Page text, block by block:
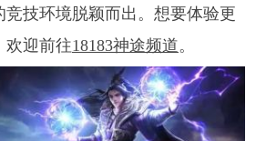
竞技环境脱颖而出。想要体验更
欢迎前往18183神途频道。